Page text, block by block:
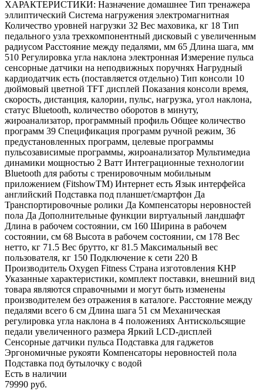
ХАРАКТЕРИСТИКИ: Назначение домашнее Тип тренажера
эллиптический Система нагружения электромагнитная
Количество уровней нагрузки 32 Вес маховика, кг 18 Тип
педального узла трехкомпонентный дисковый с увеличенным
радиусом Расстояние между педалями, мм 65 Длина шага, мм
510 Регулировка угла наклона электронная Измерение пульса
сенсорные датчики на неподвижных поручнях Нагрудный
кардиодатчик есть (поставляется отдельно) Тип консоли 10
дюймовый цветной TFT дисплей Показания консоли время,
скорость, дистанция, калории, пульс, нагрузка, угол наклона,
статус Bluetooth, количество оборотов в минуту,
жироанализатор, программный профиль Общее количество
программ 39 Спецификация программ ручной режим, 36
предустановленных программ, целевые программы
пульсозависимые программы, жироанализатор Мультимедиа
динамики мощностью 2 Ватт Интеграционные технологии
Bluetooth для работы с тренировочным мобильным
приложением (FitshowTM) Интернет есть Язык интерфейса
английский Подставка под планшет/смартфон Да
Транспортировочные ролики Да Компенсаторы неровностей
пола Да Дополнительные функции виртуальный ландшафт
Длина в рабочем состоянии, см 160 Ширина в рабочем
состоянии, см 68 Высота в рабочем состоянии, см 178 Вес
нетто, кг 71.5 Вес брутто, кг 81.5 Максимальный вес
пользователя, кг 150 Подключение к сети 220 В
Производитель Oxygen Fitness Страна изготовления КНР
Указанные характеристики, комплект поставки, внешний вид
товара являются справочными и могут быть изменены
производителем без отражения в каталоге. Расстояние между
педалями всего 6 см Длина шага 51 см Механическая
регулировка угла наклона в 4 положениях Антискольсящие
педали увеличенного размера Яркий LCD-дисплей
Сенсорные датчики пульса Подставка для гаджетов
Эргономичные рукояти Компенсаторы неровностей пола
Подставка под бутылочку с водой
Есть в наличии
79990 руб.